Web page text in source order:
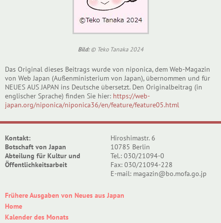
Bild:© Teko Tanaka 2024
Das Original dieses Beitrags wurde von niponica, dem Web-Magazin
von Web Japan (Außenministerium von Japan), übernommen und für
NEUES AUS JAPAN ins Deutsche übersetzt. Den Originalbeitrag (in
englischer Sprache) finden Sie hier: https://web-
japan.org/niponica/niponica36/en/feature/feature05.html
Kontakt:
Botschaft von Japan
Abteilung für Kultur und
Öffentlichkeitsarbeit
Hiroshimastr. 6
10785 Berlin
Tel.: 030/21094-0
Fax: 030/21094-228
E-mail: magazin@bo.mofa.go.jp
Frühere Ausgaben von Neues aus Japan
Home
Kalender des Monats